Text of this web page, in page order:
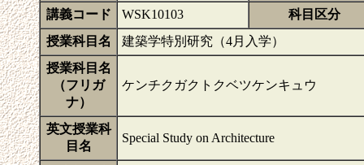
講義コード WSK10103
科目区分
授業科目名
建築学特別研究（4月入学）
授業科目名
（フリガ
ナ）
ケンチクガクトクベツケンキュウ
英文授業科
目名
Special Study on Architecture